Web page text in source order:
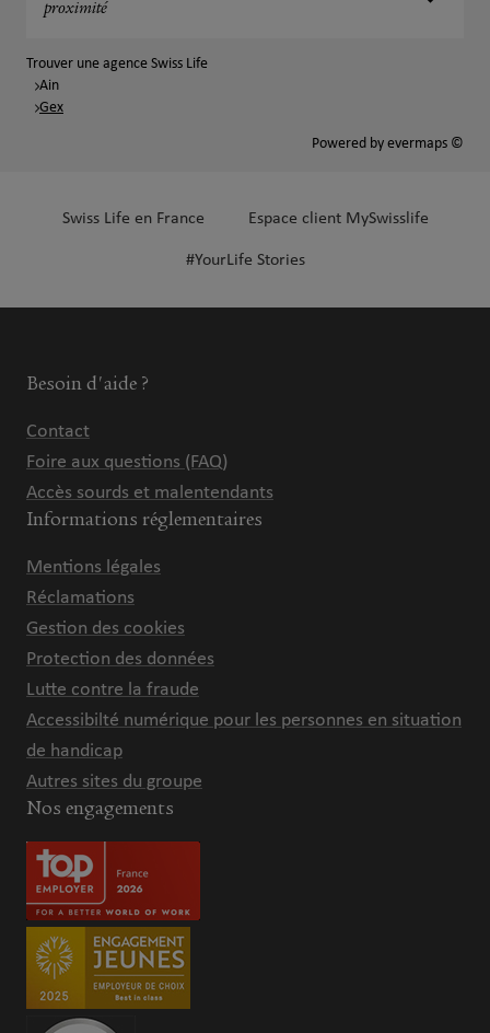
proximité
Trouver une agence Swiss Life
Ain
Gex
Powered by evermaps ©
Swiss Life en France Espace client MySwisslife
#YourLife Stories
Besoin d'aide ?
Contact
Foire aux questions (FAQ)
Accès sourds et malentendants
Informations réglementaires
Mentions légales
Réclamations
Gestion des cookies
Protection des données
Lutte contre la fraude
Accessibilté numérique pour les personnes en situation
de handicap
Autres sites du groupe
Nos engagements